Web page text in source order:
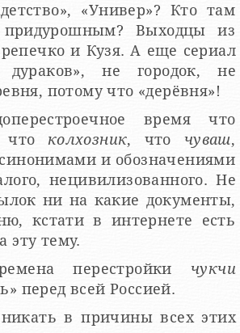
«Универ»? Кто там
Выходцы из
и Кузя. А еще сериал
дураков», не городок, не
потому что «дерёвня»!
время что
что колхозник, что чуваш,
и обозначениями
нецивилизованного. Не
ни на какие документы,
кстати в интернете есть
эту тему.
перестройки чукчи
перед всей Россией.
в причины всех этих